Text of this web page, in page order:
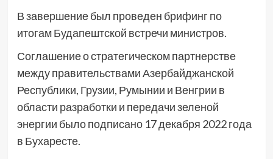
В завершение был проведен брифинг по
итогам Будапештской встречи министров.
Соглашение о стратегическом партнерстве
между правительствами Азербайджанской
Республики, Грузии, Румынии и Венгрии в
области разработки и передачи зеленой
энергии было подписано 17 декабря 2022 года
в Бухаресте.